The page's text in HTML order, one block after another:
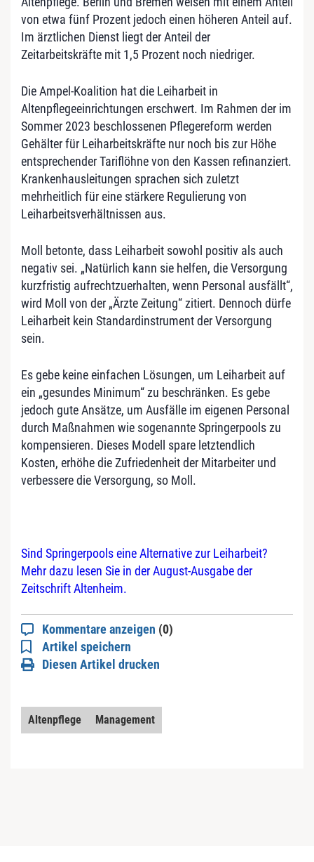
von etwa fünf Prozent jedoch einen höheren Anteil auf.
Im ärztlichen Dienst liegt der Anteil der
Zeitarbeitskräfte mit 1,5 Prozent noch niedriger.
Die Ampel-Koalition hat die Leiharbeit in
Altenpflegeeinrichtungen erschwert. Im Rahmen der im
Sommer 2023 beschlossenen Pflegereform werden
Gehälter für Leiharbeitskräfte nur noch bis zur Höhe
entsprechender Tariflöhne von den Kassen refinanziert.
Krankenhausleitungen sprachen sich zuletzt
mehrheitlich für eine stärkere Regulierung von
Leiharbeitsverhältnissen aus.
Moll betonte, dass Leiharbeit sowohl positiv als auch
negativ sei. „Natürlich kann sie helfen, die Versorgung
kurzfristig aufrechtzuerhalten, wenn Personal ausfällt“,
wird Moll von der „Ärzte Zeitung“ zitiert. Dennoch dürfe
Leiharbeit kein Standardinstrument der Versorgung
sein.
Es gebe keine einfachen Lösungen, um Leiharbeit auf
ein „gesundes Minimum“ zu beschränken. Es gebe
jedoch gute Ansätze, um Ausfälle im eigenen Personal
durch Maßnahmen wie sogenannte Springerpools zu
kompensieren. Dieses Modell spare letztendlich
Kosten, erhöhe die Zufriedenheit der Mitarbeiter und
verbessere die Versorgung, so Moll.
Sind Springerpools eine Alternative zur Leiharbeit?
Mehr dazu lesen Sie in der August-Ausgabe der
Zeitschrift Altenheim.
Kommentare anzeigen (0)
Artikel speichern
Diesen Artikel drucken
Altenpflege Management